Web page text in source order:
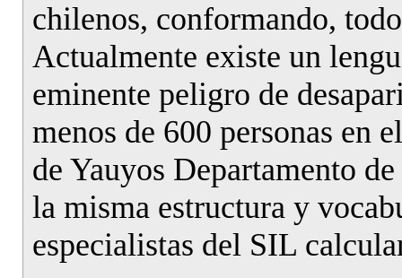
chilenos, conformando,
Actualmente existe un
eminente peligro de
menos de 600 personas en
de Yauyos Departamento
la misma estructura y
especialistas del SIL